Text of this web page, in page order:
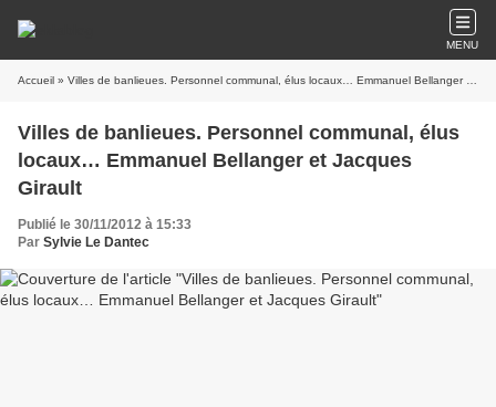
MENU
Accueil » Villes de banlieues. Personnel communal, élus locaux… Emmanuel Bellanger et Jacques Girault
Villes de banlieues. Personnel communal, élus
locaux… Emmanuel Bellanger et Jacques
Girault
Publié le 30/11/2012 à 15:33
Par Sylvie Le Dantec